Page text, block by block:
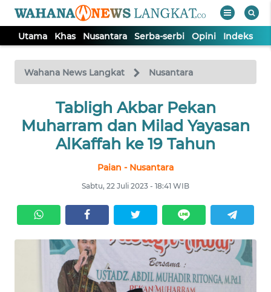
Utama Khas Nusantara Serba-serbi Opini Indeks
Wahana News Langkat Nusantara
Tabligh Akbar Pekan
Muharram dan Milad Yayasan
AlKaffah ke 19 Tahun
Paian - Nusantara
Sabtu, 22 Juli 2023 - 18:41 WIB
TV
Tutup
SERBA-
SERBI